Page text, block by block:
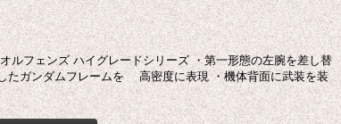
ルフェンズ ハイグレードシリーズ ・第一形態の左腕を差し替
たガンダムフレームを 高密度に表現 ・機体背面に武装を装